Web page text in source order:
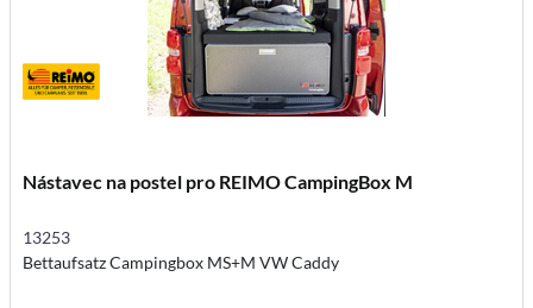
Nástavec na postel pro REIMO CampingBox M
13253
Bettaufsatz Campingbox MS+M VW Caddy